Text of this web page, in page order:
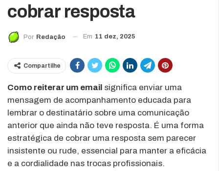
cobrar resposta
Por Redação Em 11 dez, 2025
Compartilhe
Como reiterar um email significa enviar uma
mensagem de acompanhamento educada para
lembrar o destinatário sobre uma comunicação
anterior que ainda não teve resposta. É uma forma
estratégica de cobrar uma resposta sem parecer
insistente ou rude, essencial para manter a eficácia
e a cordialidade nas trocas profissionais.